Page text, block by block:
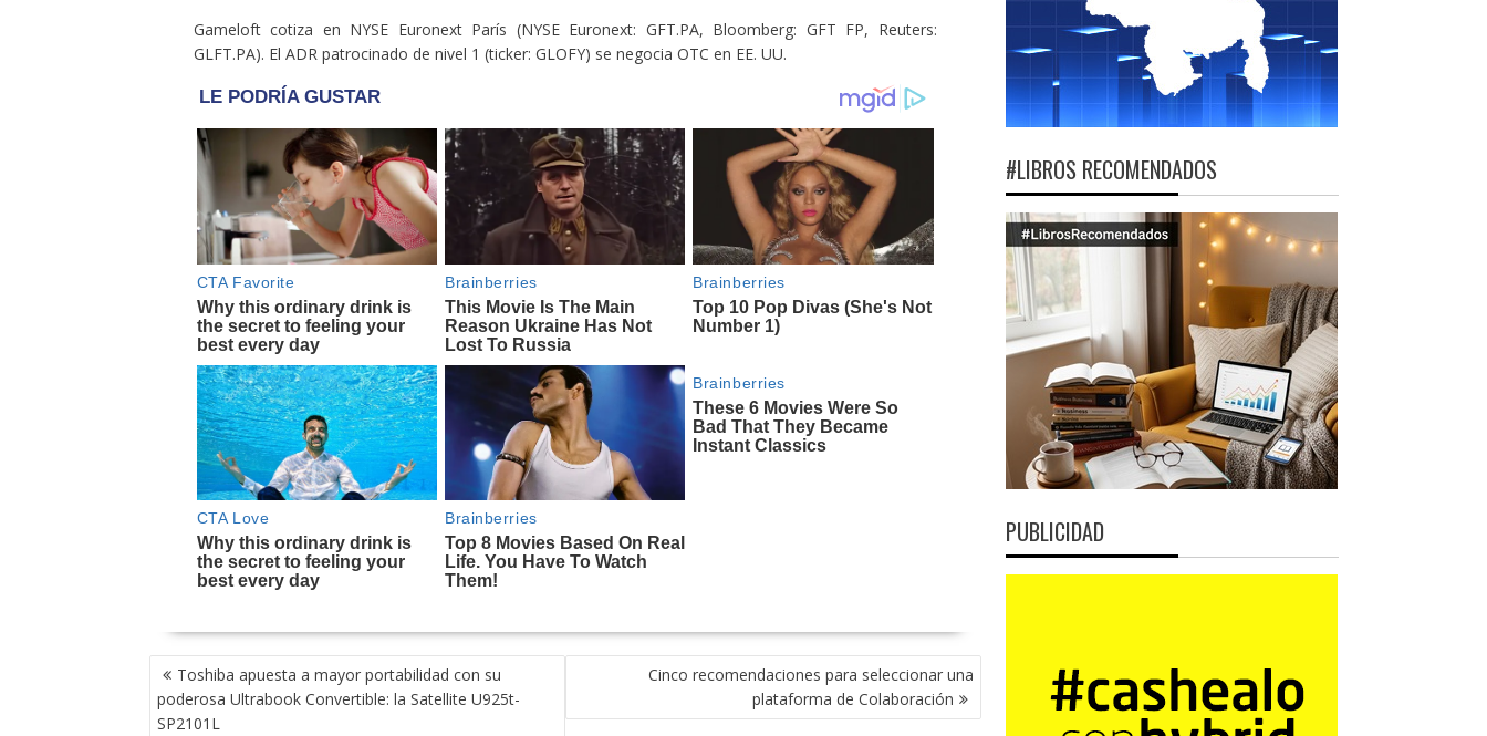
Gameloft cotiza en NYSE Euronext París (NYSE Euronext: GFT.PA, Bloomberg: GFT FP, Reuters:
GLFT.PA). El ADR patrocinado de nivel 1 (ticker: GLOFY) se negocia OTC en EE. UU.
NAVEGACIÓN
DE
ENTRADAS
Toshiba apuesta a mayor portabilidad con su
poderosa Ultrabook Convertible: la Satellite U925t-
SP2101L
Cinco recomendaciones para seleccionar una
plataforma de Colaboración
#LIBROS RECOMENDADOS
PUBLICIDAD